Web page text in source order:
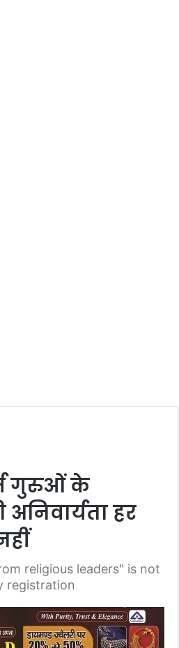
गुरुओं के
अनिवार्यता हर
religious leaders" is not
registration